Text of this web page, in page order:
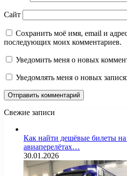
Сайт
Сохранить моё имя, email и
последующих моих комментариев.
Уведомить меня о новых
Уведомлять меня о новых
Свежие записи
Как найти дешёвые билеты на
авиаперелётах…
30.01.2026